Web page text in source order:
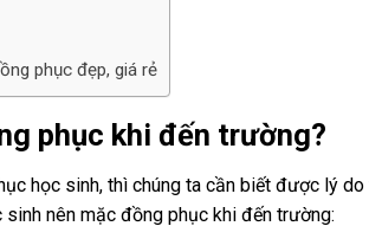
phục đẹp, giá rẻ
phục khi đến trường?
học sinh, thì chúng ta cần biết được lý
nên mặc đồng phục khi đến trường: